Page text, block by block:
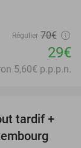
Régulier 70€
29€
5,60€ p.p.p.n.
17%
tardif +